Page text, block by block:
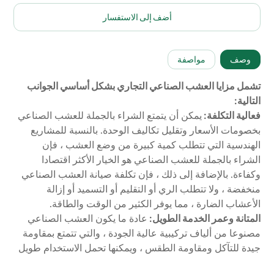
أضف إلى الاستفسار
وصف مواصفة
تشمل مزايا العشب الصناعي التجاري بشكل أساسي الجوانب
التالية:
فعالية التكلفة: يمكن أن يتمتع الشراء بالجملة للعشب الصناعي
بخصومات الأسعار وتقليل تكاليف الوحدة. بالنسبة للمشاريع
الهندسية التي تتطلب كمية كبيرة من وضع العشب ، فإن
الشراء بالجملة للعشب الصناعي هو الخيار الأكثر اقتصادا
وكفاءة. بالإضافة إلى ذلك ، فإن تكلفة صيانة العشب الصناعي
منخفضة ، ولا تتطلب الري أو التقليم أو التسميد أو إزالة
الأعشاب الضارة ، مما يوفر الكثير من الوقت والطاقة.
المتانة وعمر الخدمة الطويل: عادة ما يكون العشب الصناعي
مصنوعا من ألياف تركيبية عالية الجودة ، والتي تتمتع بمقاومة
جيدة للتآكل ومقاومة الطقس ، ويمكنها تحمل الاستخدام طويل